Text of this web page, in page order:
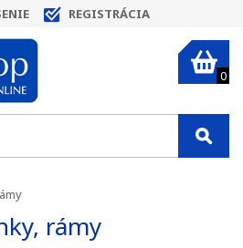
REGISTRÁCIA
0
rámy